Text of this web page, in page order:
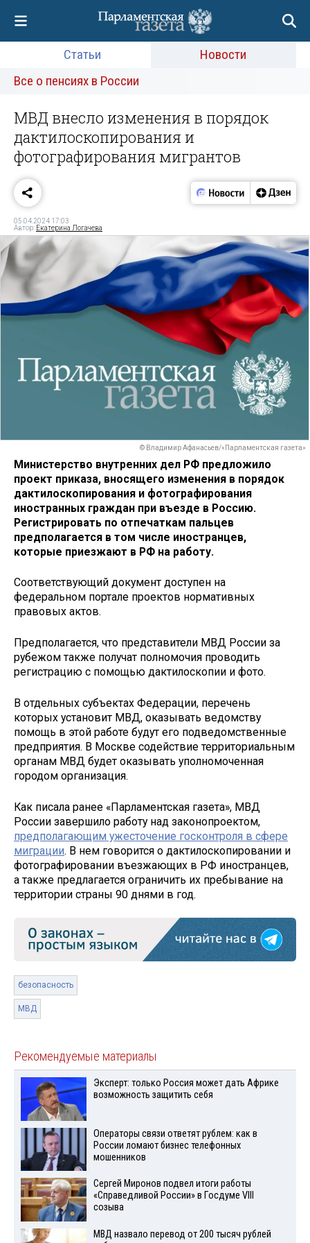
Статьи
Новости
Все о пенсиях в России
МВД внесло изменения в порядок
дактилоскопирования и
фотографирования мигрантов
05.04.2024 17:03
Автор: Екатерина Логачева
© Владимир Афанасьев/«Парламентская газета»
Министерство внутренних дел РФ предложило
проект приказа, вносящего изменения в порядок
дактилоскопирования и фотографирования
иностранных граждан при въезде в Россию.
Регистрировать по отпечаткам пальцев
предполагается в том числе иностранцев,
которые приезжают в РФ на работу.
Соответствующий документ доступен на
федеральном портале проектов нормативных
правовых актов.
Предполагается, что представители МВД России за
рубежом также получат полномочия проводить
регистрацию с помощью дактилоскопии и фото.
В отдельных субъектах Федерации, перечень
которых установит МВД, оказывать ведомству
помощь в этой работе будут его подведомственные
предприятия. В Москве содействие территориальным
органам МВД будет оказывать уполномоченная
городом организация.
Как писала ранее «Парламентская газета», МВД
России завершило работу над законопроектом,
предполагающим ужесточение госконтроля в сфере
миграции. В нем говорится о дактилоскопировании и
фотографировании въезжающих в РФ иностранцев,
а также предлагается ограничить их пребывание на
территории страны 90 днями в год.
безопасность
МВД
Рекомендуемые материалы
Эксперт: только Россия может дать Африке
возможность защитить себя
Операторы связи ответят рублем: как в
России ломают бизнес телефонных
мошенников
Сергей Миронов подвел итоги работы
«Справедливой России» в Госдуме VIII
созыва
МВД назвало перевод от 200 тысяч рублей